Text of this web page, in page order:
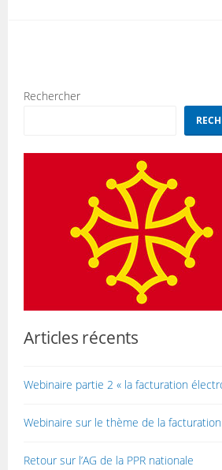
Rechercher
Articles récents
Webinaire partie 2 « la facturation
Webinaire sur le thème de la
Retour sur l’AG de la PPR nationale